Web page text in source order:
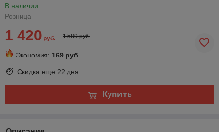
В наличии
Розница
1 420 руб. 1 589 руб.
Экономия: 169 руб.
Скидка еще 22 дня
Купить